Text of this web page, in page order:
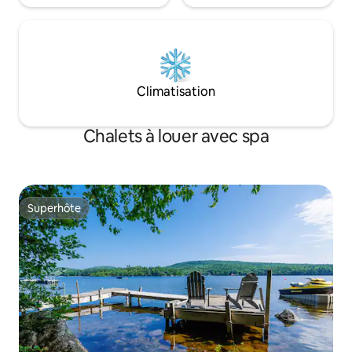
Climatisation
Chalets à louer avec spa
Superhôte
Superhôte